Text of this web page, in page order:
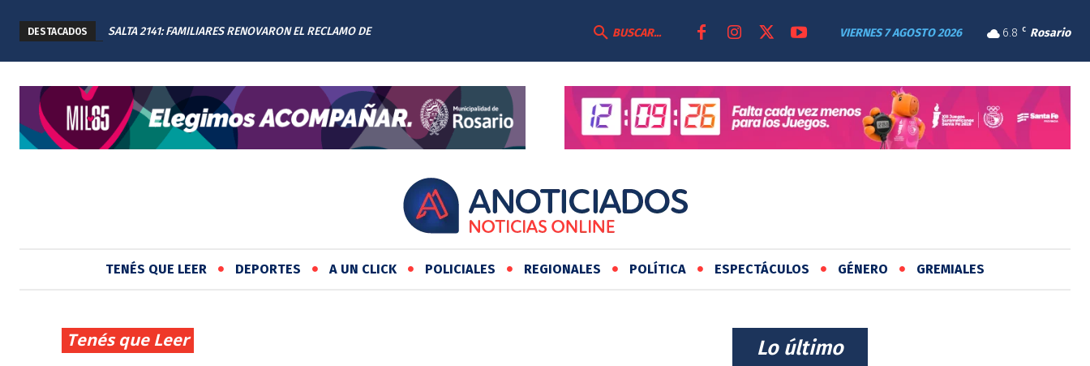
DESTACADOS
SALTA 2141: FAMILIARES RENOVARON EL RECLAMO DE
6.8 C Rosario
VIERNES 7 AGOSTO 2026
BUSCAR...
TENÉS QUE LEER DEPORTES A UN CLICK POLICIALES REGIONALES POLÍTICA ESPECTÁCULOS GÉNERO GREMIALES
Tenés que Leer ⠀Lo último⠀